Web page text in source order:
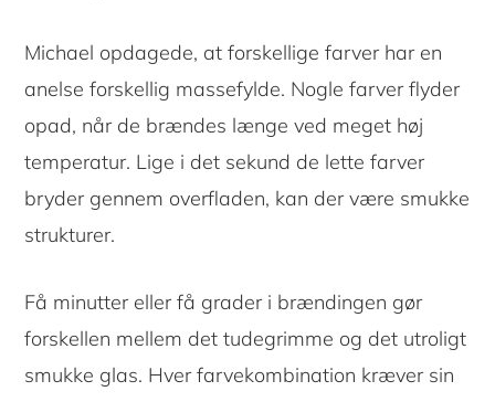
Michael opdagede, at forskellige farver har en
anelse forskellig massefylde. Nogle farver flyder
opad, når de brændes længe ved meget høj
temperatur. Lige i det sekund de lette farver
bryder gennem overfladen, kan der være smukke
strukturer.
Få minutter eller få grader i brændingen gør
forskellen mellem det tudegrimme og det utroligt
smukke glas. Hver farvekombination kræver sin